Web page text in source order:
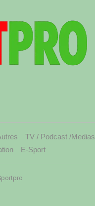
TV / Podcast /Medias
E-Sport